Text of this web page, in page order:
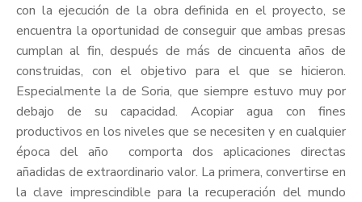
con la ejecución de la obra definida en el proyecto, se
encuentra la oportunidad de conseguir que ambas presas
cumplan al fin, después de más de cincuenta años de
construidas, con el objetivo para el que se hicieron.
Especialmente la de Soria, que siempre estuvo muy por
debajo de su capacidad. Acopiar agua con fines
productivos en los niveles que se necesiten y en cualquier
época del año comporta dos aplicaciones directas
añadidas de extraordinario valor. La primera, convertirse en
la clave imprescindible para la recuperación del mundo